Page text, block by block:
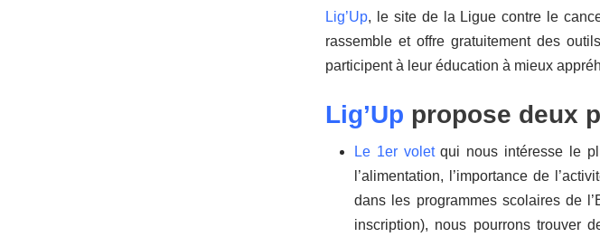
Lig’Up, le site de la Ligue contre le
rassemble et offre gratuitement des
participent à leur éducation à mieux
Lig’Up propose deux
Le 1er voletqui nous intéresse le
l’alimentation, l’importance de
dans les programmes scolaires de
inscription), nous pourrons trouver